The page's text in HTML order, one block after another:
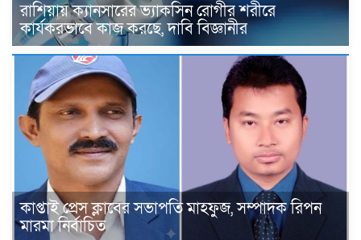
রাশিয়ায় ক্যানসারের ভ্যাকসিন রোগীর শরীরে
কার্যকরভাবে কাজ করছে, দাবি বিজ্ঞানীর
কাপ্তাই প্রেস ক্লাবের সভাপতি মাহফুজ, সম্পাদক রিপন
মারমা নির্বাচিত